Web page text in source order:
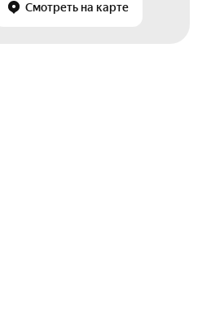
Смотреть на карте